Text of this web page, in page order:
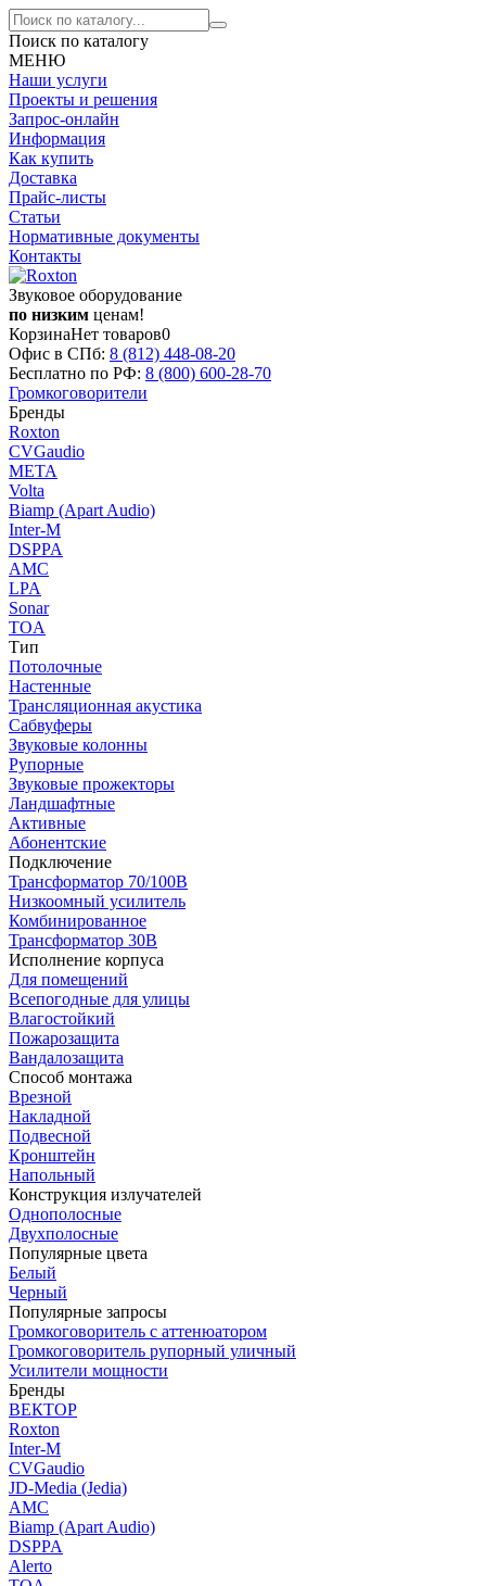
Поиск по каталогу
МЕНЮ
Наши услуги
Проекты и решения
Запрос-онлайн
Информация
Как купить
Доставка
Прайс-листы
Статьи
Нормативные документы
Контакты
Звуковое оборудование
по низким ценам!
КорзинаНет товаров0
Офис в СПб: 8 (812) 448-08-20
Бесплатно по РФ: 8 (800) 600-28-70
Громкоговорители
Бренды
Roxton
CVGaudio
МЕТА
Volta
Biamp (Apart Audio)
Inter-M
DSPPA
AMC
LPA
Sonar
TOA
Тип
Потолочные
Настенные
Трансляционная акустика
Сабвуферы
Звуковые колонны
Рупорные
Звуковые прожекторы
Ландшафтные
Активные
Абонентские
Подключение
Трансформатор 70/100В
Низкоомный усилитель
Комбинированное
Трансформатор 30В
Исполнение корпуса
Для помещений
Всепогодные для улицы
Влагостойкий
Пожарозащита
Вандалозащита
Способ монтажа
Врезной
Накладной
Подвесной
Кронштейн
Напольный
Конструкция излучателей
Однополосные
Двухполосные
Популярные цвета
Белый
Черный
Популярные запросы
Громкоговоритель с аттенюатором
Громкоговоритель рупорный уличный
Усилители мощности
Бренды
ВЕКТОР
Roxton
Inter-M
CVGaudio
JD-Media (Jedia)
AMC
Biamp (Apart Audio)
DSPPA
Alerto